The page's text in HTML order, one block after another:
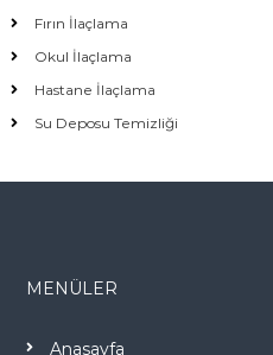
Fırın İlaçlama
Okul İlaçlama
Hastane İlaçlama
Su Deposu Temizliği
MENÜLER
Anasayfa